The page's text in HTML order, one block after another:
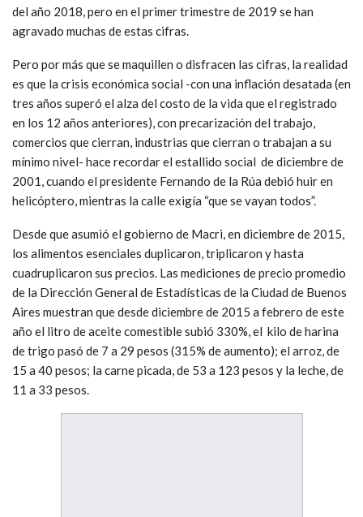
del año 2018, pero en el primer trimestre de 2019 se han
agravado muchas de estas cifras.
Pero por más que se maquillen o disfracen las cifras, la realidad
es que la crisis económica social -con una inflación desatada (en
tres años superó el alza del costo de la vida que el registrado
en los 12 años anteriores), con precarización del trabajo,
comercios que cierran, industrias que cierran o trabajan a su
mínimo nivel- hace recordar el estallido social de diciembre de
2001, cuando el presidente Fernando de la Rúa debió huir en
helicóptero, mientras la calle exigía “que se vayan todos”.
Desde que asumió el gobierno de Macri, en diciembre de 2015,
los alimentos esenciales duplicaron, triplicaron y hasta
cuadruplicaron sus precios. Las mediciones de precio promedio
de la Dirección General de Estadísticas de la Ciudad de Buenos
Aires muestran que desde diciembre de 2015 a febrero de este
año el litro de aceite comestible subió 330%, el kilo de harina
de trigo pasó de 7 a 29 pesos (315% de aumento); el arroz, de
15 a 40 pesos; la carne picada, de 53 a 123 pesos y la leche, de
11 a 33 pesos.